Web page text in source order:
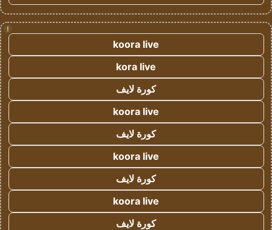
!
koora live
kora live
كورة لايف
koora live
كورة لايف
koora live
كورة لايف
koora live
كورة لايف